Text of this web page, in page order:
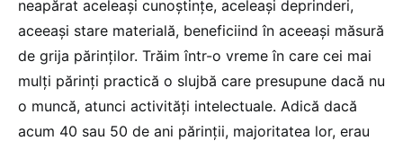
neapărat aceleaşi cunoştinţe, aceleaşi deprinderi,
aceeaşi stare materială, beneficiind în aceeaşi măsură
de grija părinţilor. Trăim într-o vreme în care cei mai
mulţi părinţi practică o slujbă care presupune dacă nu
o muncă, atunci activităţi intelectuale. Adică dacă
acum 40 sau 50 de ani părinţii, majoritatea lor, erau